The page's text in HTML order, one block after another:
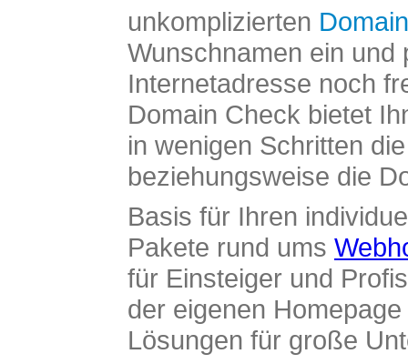
unkomplizierten
Wunschnamen ein und
Internetadresse noch
Domain Check bietet
in wenigen Schritten
beziehungsweise die
Basis für Ihren
Pakete rund ums
für Einsteiger und
der eigenen
Lösungen für große